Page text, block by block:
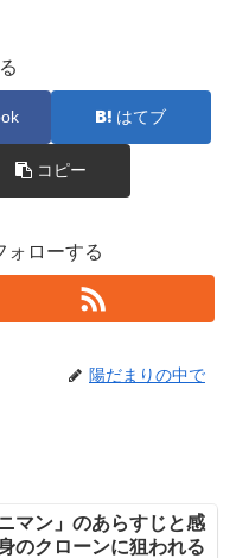
はてブ
コピー
ォローする
陽だまりの中で
マン」のあらすじと感
のクローンに狙われる